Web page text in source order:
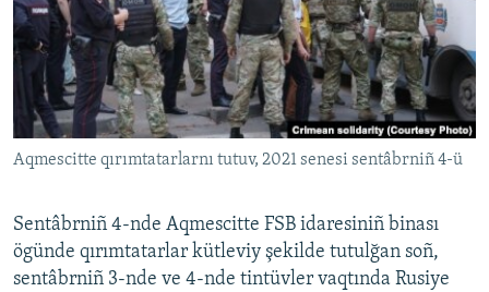
FİKİR
Русский
Українською
QOŞULIÑIZ!
RFE/RS bütün saytları
Aqmescitte qırımtatarlarnı tutuv, 2021 senesi sentâbrniñ 4-ü
Sentâbrniñ 4-nde Aqmescitte FSB idaresiniñ binası
ögünde qırımtatarlar kütleviy şekilde tutulğan soñ,
sentâbrniñ 3-nde ve 4-nde tintüvler vaqtında Rusiye